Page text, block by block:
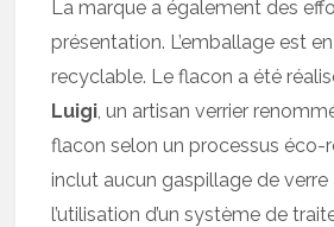
La marque a également des
présentation. L’emballage est
recyclable. Le flacon a été
Luigi , un artisan verrier
flacon selon un processus éco-
inclut aucun gaspillage de verre
l’utilisation d’un système de